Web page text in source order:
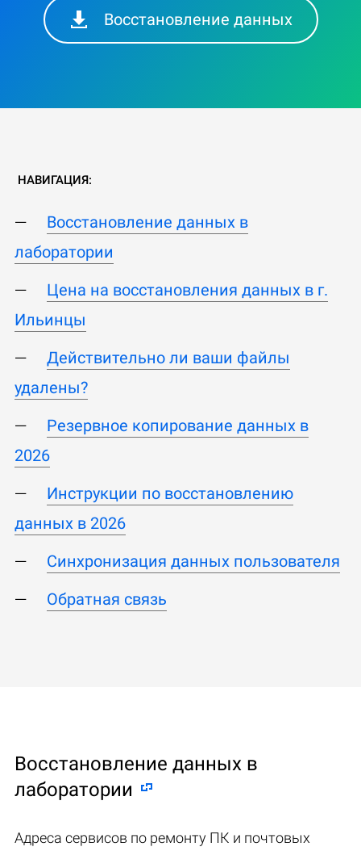
Восстановление данных
НАВИГАЦИЯ:
Восстановление данных в
лаборатории
Цена на восстановления данных в г.
Ильинцы
Действительно ли ваши файлы
удалены?
Резервное копирование данных в
2026
Инструкции по восстановлению
данных в 2026
Синхронизация данных пользователя
Обратная связь
Восстановление данных в
лаборатории
Адреса сервисов по ремонту ПК и почтовых